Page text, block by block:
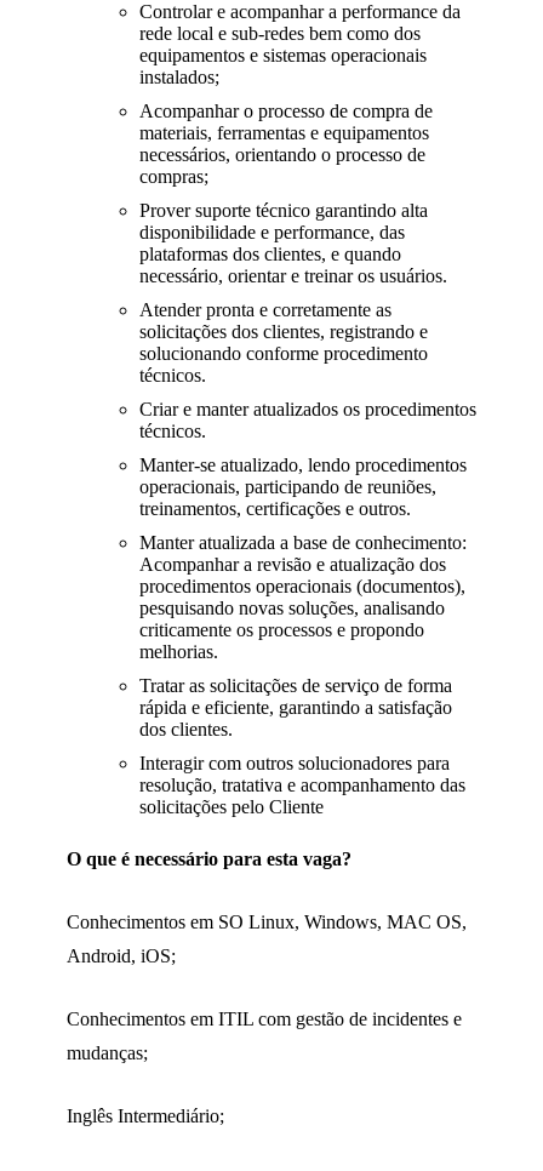
Controlar e acompanhar a performance da
rede local e sub-redes bem como dos
equipamentos e sistemas operacionais
instalados;
Acompanhar o processo de compra de
materiais, ferramentas e equipamentos
necessários, orientando o processo de
compras;
Prover suporte técnico garantindo alta
disponibilidade e performance, das
plataformas dos clientes, e quando
necessário, orientar e treinar os usuários.
Atender pronta e corretamente as
solicitações dos clientes, registrando e
solucionando conforme procedimento
técnicos.
Criar e manter atualizados os procedimentos
técnicos.
Manter-se atualizado, lendo procedimentos
operacionais, participando de reuniões,
treinamentos, certificações e outros.
Manter atualizada a base de conhecimento:
Acompanhar a revisão e atualização dos
procedimentos operacionais (documentos),
pesquisando novas soluções, analisando
criticamente os processos e propondo
melhorias.
Tratar as solicitações de serviço de forma
rápida e eficiente, garantindo a satisfação
dos clientes.
Interagir com outros solucionadores para
resolução, tratativa e acompanhamento das
solicitações pelo Cliente
O que é necessário para esta vaga?
Conhecimentos em SO Linux, Windows, MAC OS,
Android, iOS;
Conhecimentos em ITIL com gestão de incidentes e
mudanças;
Inglês Intermediário;